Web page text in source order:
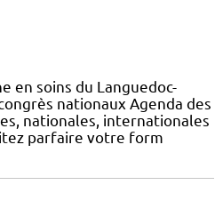
en soins du Languedoc-
nationaux Agenda des
nationales, internationales
parfaire votre form